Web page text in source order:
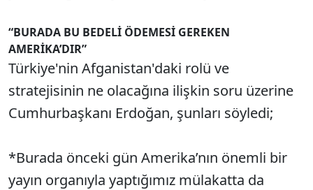
“BURADA BU BEDELİ ÖDEMESİ GEREKEN
AMERİKA’DIR”
Türkiye'nin Afganistan'daki rolü ve
stratejisinin ne olacağına ilişkin soru üzerine
Cumhurbaşkanı Erdoğan, şunları söyledi;
*Burada önceki gün Amerika’nın önemli bir
yayın organıyla yaptığımız mülakatta da